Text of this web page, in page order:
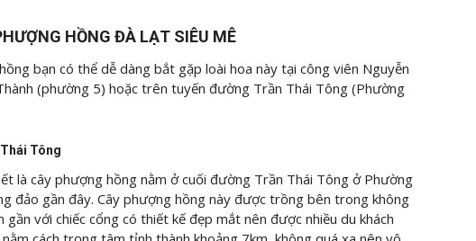
HỒNG ĐÀ LẠT SIÊU MÊ
bạn có thể dễ dàng bắt gặp loài hoa này tại công viên Nguyễn
(phường 5) hoặc trên tuyến đường Trần Thái Tông (Phường
Tông
là cây phượng hồng nằm ở cuối đường Trần Thái Tông ở Phường
đảo gần đây. Cây phượng hồng này được trồng bên trong không
gần với chiếc cổng có thiết kế đẹp mắt nên được nhiều du khách